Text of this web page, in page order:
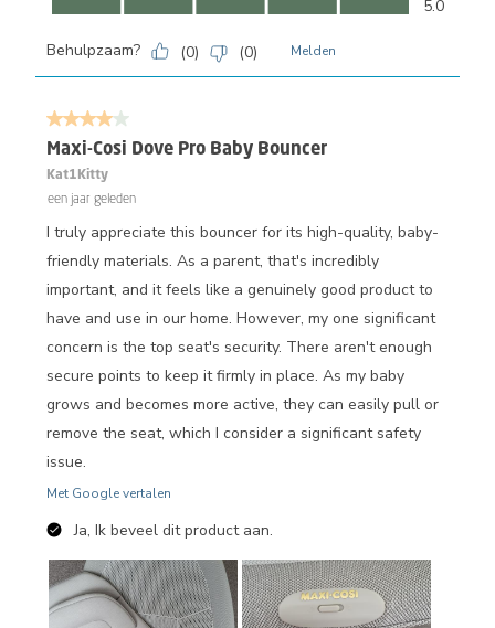
5.0
Behulpzaam? (0) (0) Melden
4 van 5 sterren.
Maxi-Cosi Dove Pro Baby Bouncer
Kat1Kitty
een jaar geleden
I truly appreciate this bouncer for its high-quality, baby-
friendly materials. As a parent, that's incredibly
important, and it feels like a genuinely good product to
have and use in our home. However, my one significant
concern is the top seat's security. There aren't enough
secure points to keep it firmly in place. As my baby
grows and becomes more active, they can easily pull or
remove the seat, which I consider a significant safety
issue.
Met Google vertalen
Ja, Ik beveel dit product aan.